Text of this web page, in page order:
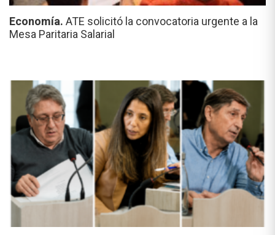
Economía. ATE solicitó la convocatoria urgente a la
Mesa Paritaria Salarial